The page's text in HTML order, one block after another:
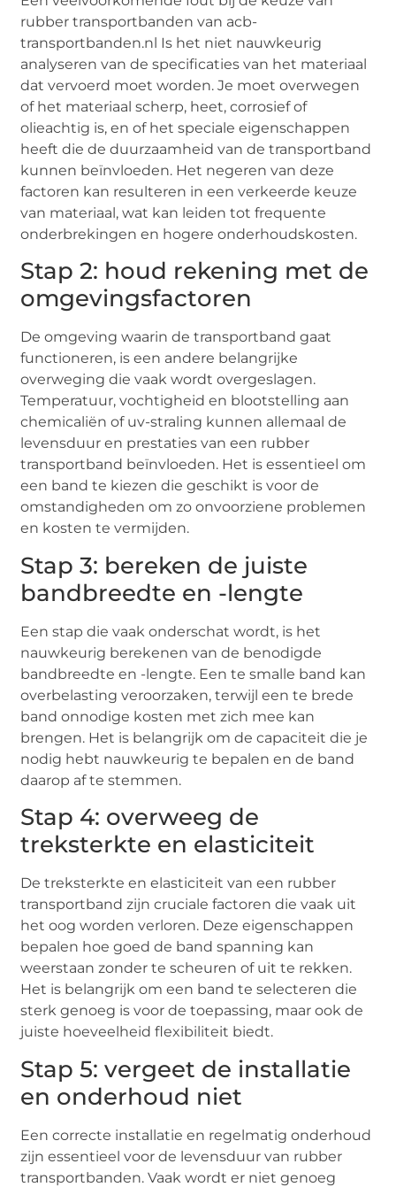
rubber transportbanden van acb-
transportbanden.nl Is het niet nauwkeurig
analyseren van de specificaties van het materiaal
dat vervoerd moet worden. Je moet overwegen
of het materiaal scherp, heet, corrosief of
olieachtig is, en of het speciale eigenschappen
heeft die de duurzaamheid van de transportband
kunnen beïnvloeden. Het negeren van deze
factoren kan resulteren in een verkeerde keuze
van materiaal, wat kan leiden tot frequente
onderbrekingen en hogere onderhoudskosten.
Stap 2: houd rekening met de
omgevingsfactoren
De omgeving waarin de transportband gaat
functioneren, is een andere belangrijke
overweging die vaak wordt overgeslagen.
Temperatuur, vochtigheid en blootstelling aan
chemicaliën of uv-straling kunnen allemaal de
levensduur en prestaties van een rubber
transportband beïnvloeden. Het is essentieel om
een band te kiezen die geschikt is voor de
omstandigheden om zo onvoorziene problemen
en kosten te vermijden.
Stap 3: bereken de juiste
bandbreedte en -lengte
Een stap die vaak onderschat wordt, is het
nauwkeurig berekenen van de benodigde
bandbreedte en -lengte. Een te smalle band kan
overbelasting veroorzaken, terwijl een te brede
band onnodige kosten met zich mee kan
brengen. Het is belangrijk om de capaciteit die je
nodig hebt nauwkeurig te bepalen en de band
daarop af te stemmen.
Stap 4: overweeg de
treksterkte en elasticiteit
De treksterkte en elasticiteit van een rubber
transportband zijn cruciale factoren die vaak uit
het oog worden verloren. Deze eigenschappen
bepalen hoe goed de band spanning kan
weerstaan zonder te scheuren of uit te rekken.
Het is belangrijk om een band te selecteren die
sterk genoeg is voor de toepassing, maar ook de
juiste hoeveelheid flexibiliteit biedt.
Stap 5: vergeet de installatie
en onderhoud niet
Een correcte installatie en regelmatig onderhoud
zijn essentieel voor de levensduur van rubber
transportbanden. Vaak wordt er niet genoeg